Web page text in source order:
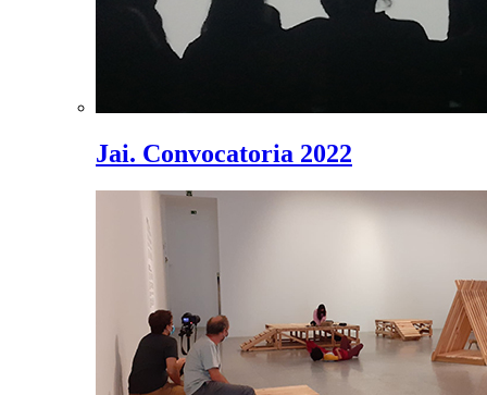
Jai. Convocatoria 2022